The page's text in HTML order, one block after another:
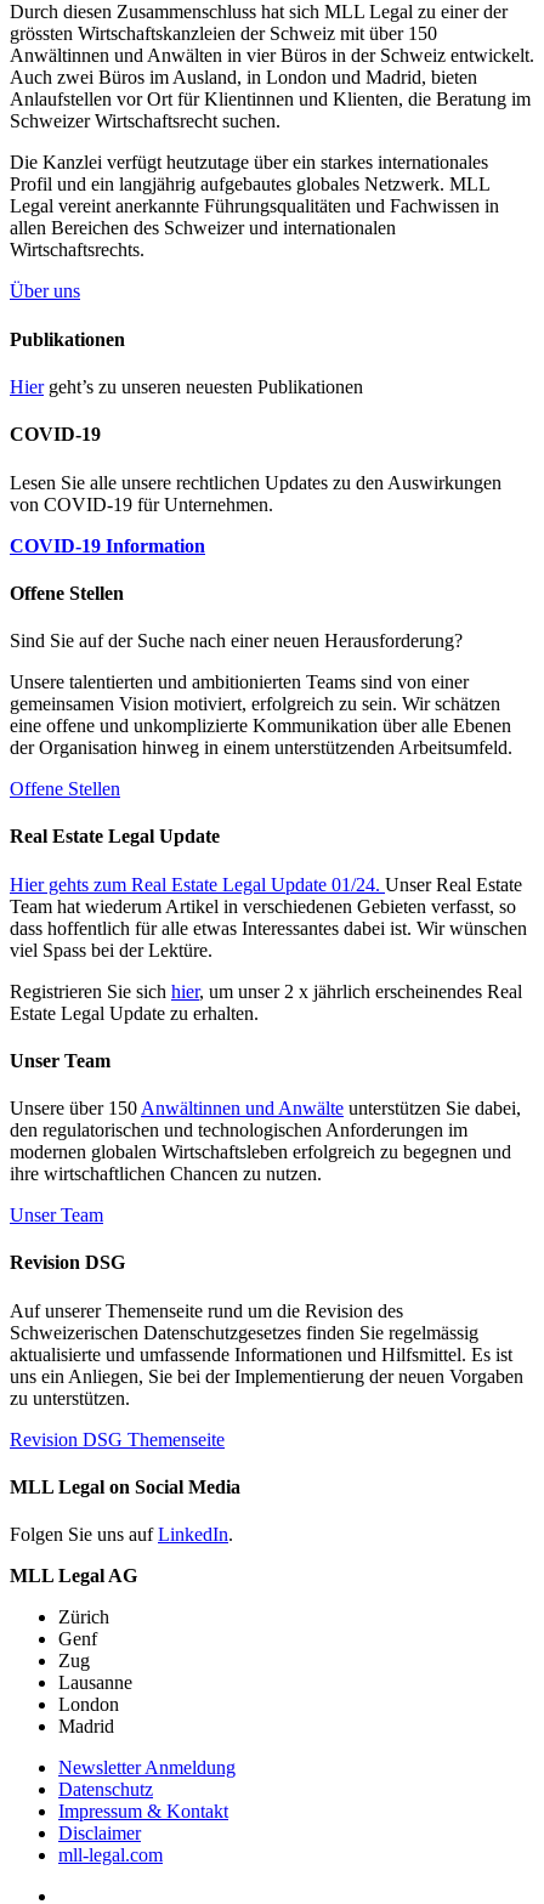
Durch diesen Zusammenschluss hat sich MLL Legal zu einer der
grössten Wirtschaftskanzleien der Schweiz mit über 150
Anwältinnen und Anwälten in vier Büros in der Schweiz entwickelt.
Auch zwei Büros im Ausland, in London und Madrid, bieten
Anlaufstellen vor Ort für Klientinnen und Klienten, die Beratung im
Schweizer Wirtschaftsrecht suchen.
Die Kanzlei verfügt heutzutage über ein starkes internationales
Profil und ein langjährig aufgebautes globales Netzwerk. MLL
Legal vereint anerkannte Führungsqualitäten und Fachwissen in
allen Bereichen des Schweizer und internationalen
Wirtschaftsrechts.
Über uns
Publikationen
Hiergeht’s zu unseren neuesten Publikationen
COVID-19
Lesen Sie alle unsere rechtlichen Updates zu den Auswirkungen
von COVID-19 für Unternehmen.
COVID-19 Information
Offene Stellen
Sind Sie auf der Suche nach einer neuen Herausforderung?
Unsere talentierten und ambitionierten Teams sind von einer
gemeinsamen Vision motiviert, erfolgreich zu sein. Wir schätzen
eine offene und unkomplizierte Kommunikation über alle Ebenen
der Organisation hinweg in einem unterstützenden Arbeitsumfeld.
Offene Stellen
Real Estate Legal Update
Hier gehts zum Real Estate Legal Update 01/24. Unser Real Estate
Team hat wiederum Artikel in verschiedenen Gebieten verfasst, so
dass hoffentlich für alle etwas Interessantes dabei ist. Wir wünschen
viel Spass bei der Lektüre.
Registrieren Sie sich hier, um unser 2 x jährlich erscheinendes Real
Estate Legal Update zu erhalten.
Unser Team
Unsere über 150 Anwältinnen und Anwälte unterstützen Sie dabei,
den regulatorischen und technologischen Anforderungen im
modernen globalen Wirtschaftsleben erfolgreich zu begegnen und
ihre wirtschaftlichen Chancen zu nutzen.
Unser Team
Revision DSG
Auf unserer Themenseite rund um die Revision des
Schweizerischen Datenschutzgesetzes finden Sie regelmässig
aktualisierte und umfassende Informationen und Hilfsmittel. Es ist
uns ein Anliegen, Sie bei der Implementierung der neuen Vorgaben
zu unterstützen.
Revision DSG Themenseite
MLL Legal on Social Media
Folgen Sie uns aufLinkedIn.
MLL Legal AG
Zürich
Genf
Zug
Lausanne
London
Madrid
Newsletter Anmeldung
Datenschutz
Impressum & Kontakt
Disclaimer
mll-legal.com